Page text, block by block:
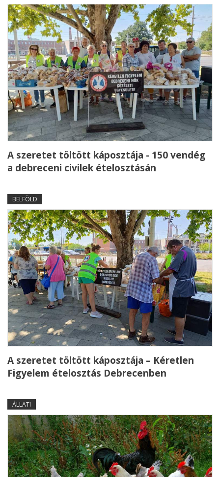
A szeretet töltött káposztája - 150 vendég
a debreceni civilek ételosztásán
BELFÖLD
A szeretet töltött káposztája – Kéretlen
Figyelem ételosztás Debrecenben
ÁLLATI